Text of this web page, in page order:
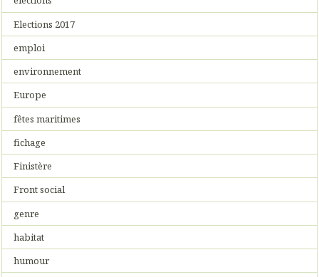
Elections 2017
emploi
environnement
Europe
fêtes maritimes
fichage
Finistère
Front social
genre
habitat
humour